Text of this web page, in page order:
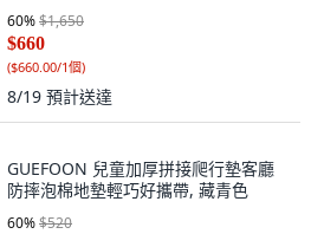
60%$1,650
$660
($660.00/1個)
8/19 預計送達
GUEFOON 兒童加厚拼接爬行墊客廳
防摔泡棉地墊輕巧好攜帶, 藏青色
60%$520